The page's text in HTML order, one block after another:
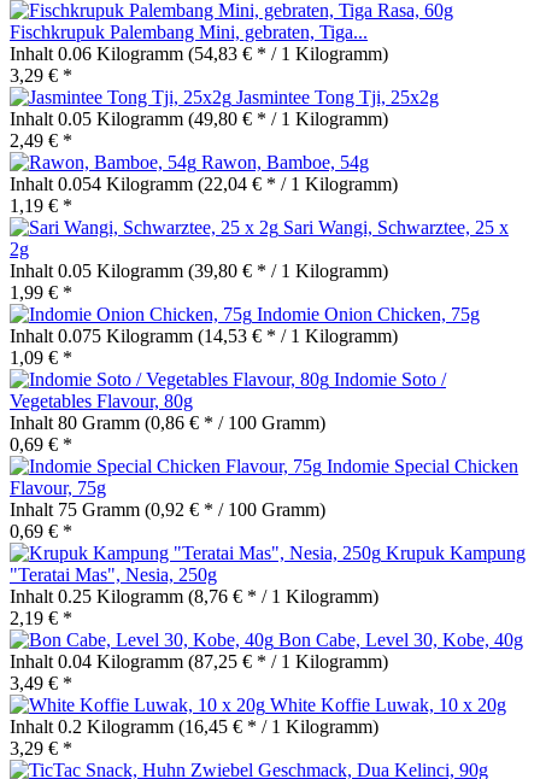
Fischkrupuk Palembang Mini, gebraten, Tiga...
Inhalt 0.06 Kilogramm (54,83 € * / 1 Kilogramm)
3,29 € *
Jasmintee Tong Tji, 25x2g
Inhalt 0.05 Kilogramm (49,80 € * / 1 Kilogramm)
2,49 € *
Rawon, Bamboe, 54g
Inhalt 0.054 Kilogramm (22,04 € * / 1 Kilogramm)
1,19 € *
Sari Wangi, Schwarztee, 25 x
2g
Inhalt 0.05 Kilogramm (39,80 € * / 1 Kilogramm)
1,99 € *
Indomie Onion Chicken, 75g
Inhalt 0.075 Kilogramm (14,53 € * / 1 Kilogramm)
1,09 € *
Indomie Soto /
Vegetables Flavour, 80g
Inhalt 80 Gramm (0,86 € * / 100 Gramm)
0,69 € *
Indomie Special Chicken
Flavour, 75g
Inhalt 75 Gramm (0,92 € * / 100 Gramm)
0,69 € *
Krupuk Kampung
"Teratai Mas", Nesia, 250g
Inhalt 0.25 Kilogramm (8,76 € * / 1 Kilogramm)
2,19 € *
Bon Cabe, Level 30, Kobe, 40g
Inhalt 0.04 Kilogramm (87,25 € * / 1 Kilogramm)
3,49 € *
White Koffie Luwak, 10 x 20g
Inhalt 0.2 Kilogramm (16,45 € * / 1 Kilogramm)
3,29 € *